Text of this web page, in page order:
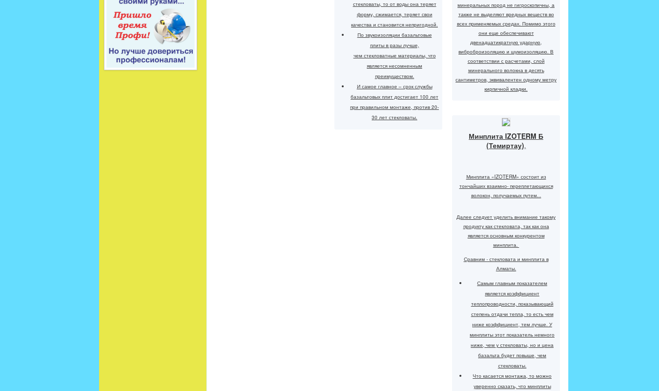
стекловаты, то от воды она теряет
форму, сжимается, теряет свои
качества и становится непригодной.
По звукоизоляции базальтовые
плиты в разы лучше,
чем стекловатные материалы, что
является несомненным
преимуществом.
И самое главное – срок службы
базальтовых плит достигает 100 лет
при правильном монтаже, против 20-
30 лет стекловаты.
минеральных пород не гигроскопичны, а
также не выделяют вредных веществ во
всех применяемых средах. Помимо этого
они еще обеспечивают
двенадцатикратную ударную,
виброброизоляцию и шумоизоляцию. В
соответствии с расчетами, слой
минерального волокна в десять
сантиметров, эквивалентен одному метру
кирпичной кладки.
Минплита IZOTERM Б
(Темиртау),
Минплита «IZOTERM» состоит из
тончайших взаимно- переплетающихся
волокон, получаемых путем...
Далее следует уделить внимание такому
продукту как стекловата, так как она
является основным конкурентом
минплита.
Сравним - стекловата и минплита в
Алматы.
Самым главным показателем
является коэффициент
теплопроводности, показывающий
степень отдачи тепла, то есть чем
ниже коэффициент, тем лучше. У
минплиты этот показатель немного
ниже, чем у стекловаты, но и цена
базальта будет повыше, чем
стекловаты.
Что касается монтажа, то можно
уверенно сказать, что минплиты